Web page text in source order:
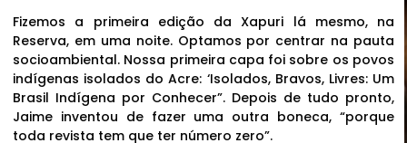
Fizemos a primeira edição da Xapuri lá mesmo, na
Reserva, em uma noite. Optamos por centrar na pauta
socioambiental. Nossa primeira capa foi sobre os povos
indígenas isolados do Acre: ‘Isolados, Bravos, Livres: Um
Brasil Indígena por Conhecer”. Depois de tudo pronto,
Jaime inventou de fazer uma outra boneca, “porque
toda revista tem que ter número zero”.